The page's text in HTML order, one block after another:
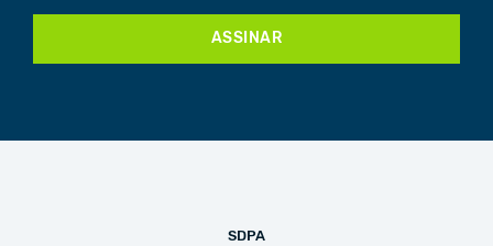
ASSINAR
SDPA